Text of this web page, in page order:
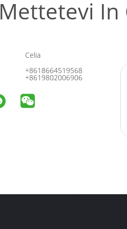
Mettetevi
Celia
+8618664519568
+8619802006906